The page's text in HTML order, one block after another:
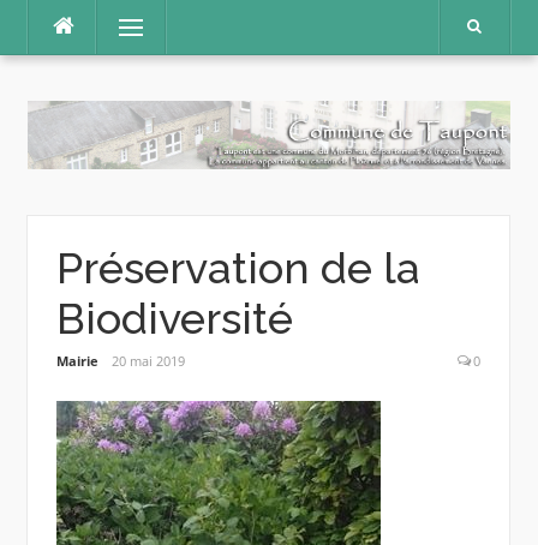
contenu
Menu
Préservation de la
Biodiversité
Mairie 20 mai 2019 0